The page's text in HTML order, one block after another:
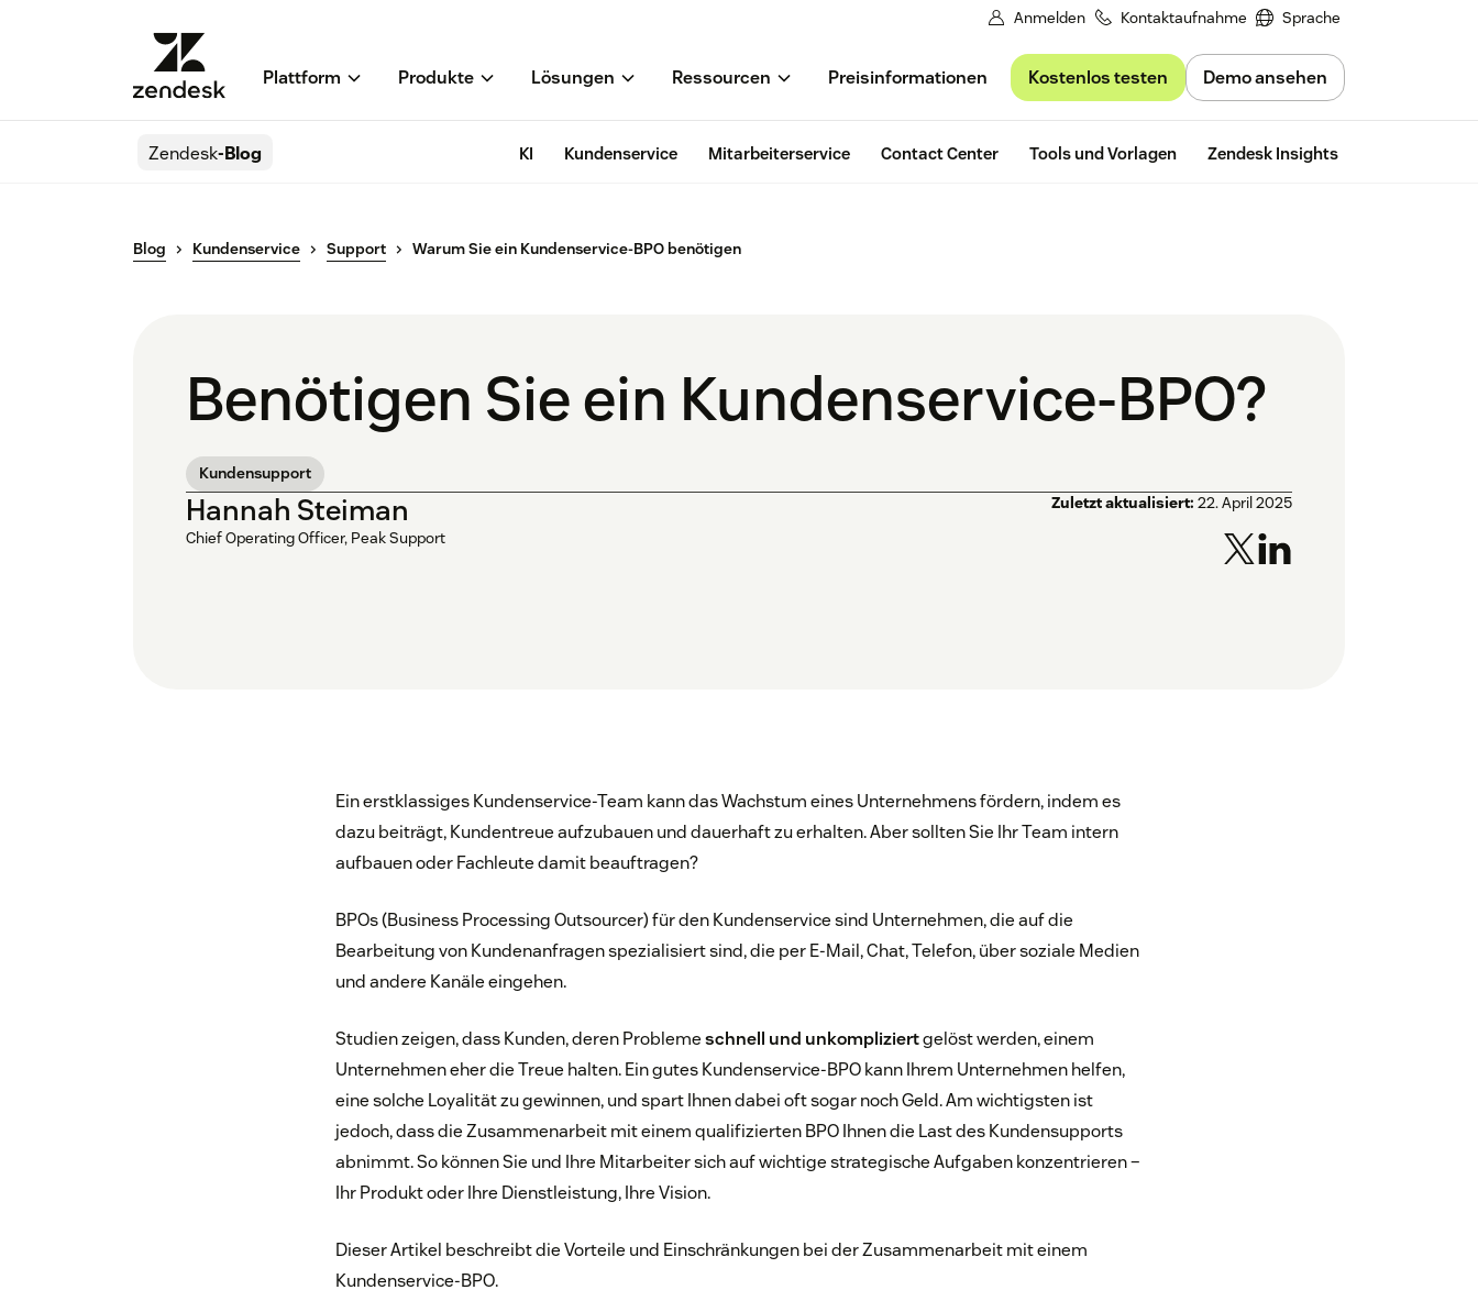
Anmelden Kontaktaufnahme Sprache
Plattform Produkte Lösungen Ressourcen Preisinformationen Kostenlos testen Demo ansehen
Zendesk-Blog KI Kundenservice Mitarbeiterservice Contact Center Tools und Vorlagen Zendesk Insights
Blog Kundenservice Support Warum Sie ein Kundenservice-BPO benötigen
Benötigen Sie ein Kundenservice-BPO?
Kundensupport
Hannah Steiman
Chief Operating Officer, Peak Support
Zuletzt aktualisiert: 22. April 2025
Ein erstklassiges Kundenservice-Team kann das Wachstum eines Unternehmens fördern, indem es
dazu beiträgt, Kundentreue aufzubauen und dauerhaft zu erhalten. Aber sollten Sie Ihr Team intern
aufbauen oder Fachleute damit beauftragen?
BPOs (Business Processing Outsourcer) für den Kundenservice sind Unternehmen, die auf die
Bearbeitung von Kundenanfragen spezialisiert sind, die per E-Mail, Chat, Telefon, über soziale Medien
und andere Kanäle eingehen.
Studien zeigen, dass Kunden, deren Problemeschnell und unkompliziertgelöst werden, einem
Unternehmen eher die Treue halten. Ein gutes Kundenservice-BPO kann Ihrem Unternehmen helfen,
eine solche Loyalität zu gewinnen, und spart Ihnen dabei oft sogar noch Geld. Am wichtigsten ist
jedoch, dass die Zusammenarbeit mit einem qualifizierten BPO Ihnen die Last des Kundensupports
abnimmt. So können Sie und Ihre Mitarbeiter sich auf wichtige strategische Aufgaben konzentrieren –
Ihr Produkt oder Ihre Dienstleistung, Ihre Vision.
Dieser Artikel beschreibt die Vorteile und Einschränkungen bei der Zusammenarbeit mit einem
Kundenservice-BPO.